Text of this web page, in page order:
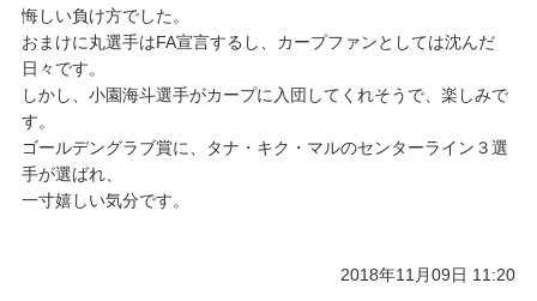
悔しい負け方でした。
おまけに丸選手はFA宣言するし、カープファンとしては沈んだ
日々です。
しかし、小園海斗選手がカープに入団してくれそうで、楽しみで
す。
ゴールデングラブ賞に、タナ・キク・マルのセンターライン３選
手が選ばれ、
一寸嬉しい気分です。
2018年11月09日 11:20